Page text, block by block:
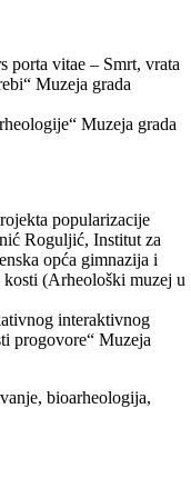
porta vitae – Smrt, vrata
Muzeja grada
Muzeja grada
popularizacije
Roguljić, Institut za
opća gimnazija i
(Arheološki muzej u
interaktivnog
progovore“ Muzeja
bioarheologija,